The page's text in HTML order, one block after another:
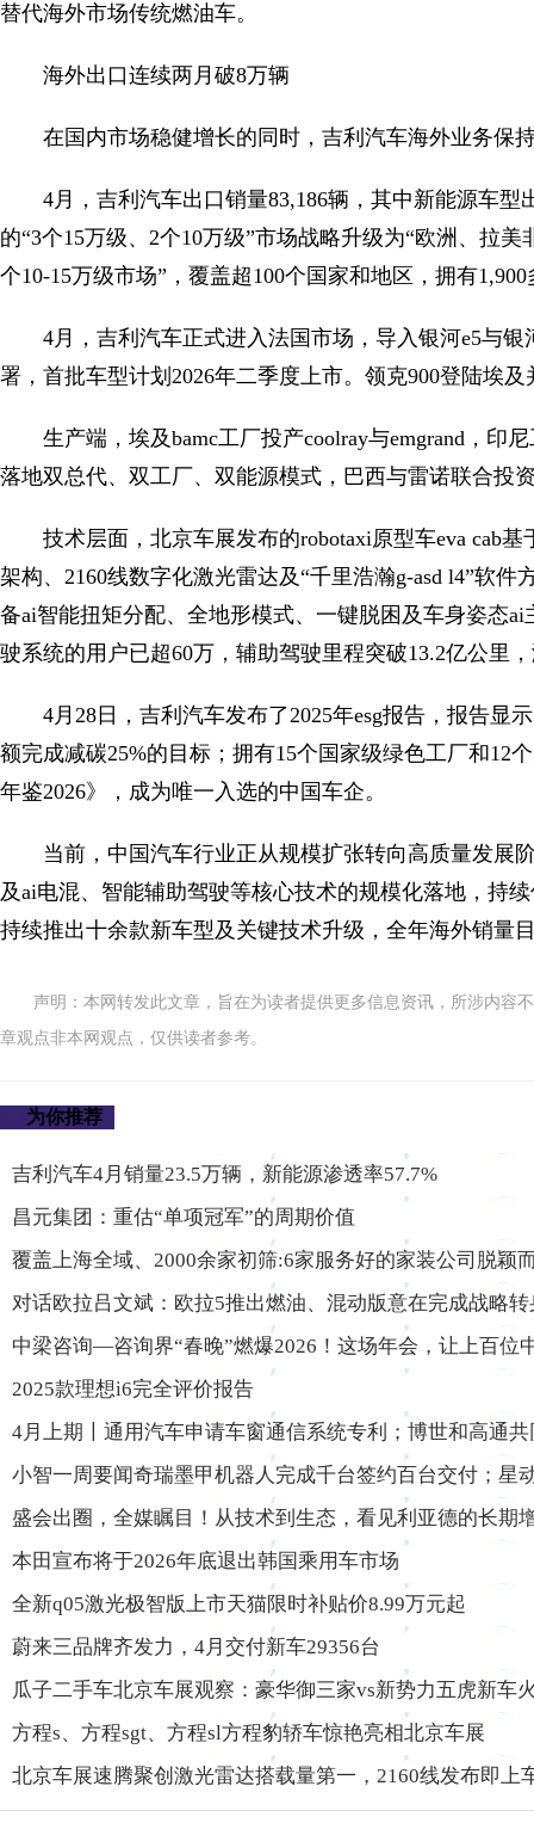
替代海外市场传统燃油车。
海外出口连续两月破8万辆
在国内市场稳健增长的同时，吉利汽车海外业务保
4月，吉利汽车出口销量83,186辆，其中新能源车
的“3个15万级、2个10万级”市场战略升级为“欧洲、拉
个10-15万级市场”，覆盖超100个国家和地区，拥有
4月，吉利汽车正式进入法国市场，导入银河e5与
署，首批车型计划2026年二季度上市。领克900登陆埃
生产端，埃及bamc工厂投产coolray与emgrand，印
落地双总代、双工厂、双能源模式，巴西与雷诺联合投
技术层面，北京车展发布的robotaxi原型车eva cab
架构、2160线数字化激光雷达及“千里浩瀚g-asd l4”软
备ai智能扭矩分配、全地形模式、一键脱困及车身姿态
驶系统的用户已超60万，辅助驾驶里程突破13.2亿公里
4月28日，吉利汽车发布了2025年esg报告，报告显
额完成减碳25%的目标；拥有15个国家级绿色工厂和12
年鉴2026》，成为唯一入选的中国车企。
当前，中国汽车行业正从规模扩张转向高质量发展
及ai电混、智能辅助驾驶等核心技术的规模化落地，持
持续推出十余款新车型及关键技术升级，全年海外销量
声明：本网转发此文章，旨在为读者提供更多信息资讯，所涉内容
章观点非本网观点，仅供读者参考。
为你推荐
吉利汽车4月销量23.5万辆，新能源渗透率57.7%
昌元集团：重估“单项冠军”的周期价值
覆盖上海全域、2000余家初筛:6家服务好的家装公司脱颖
对话欧拉吕文斌：欧拉5推出燃油、混动版意在完成战略转
中梁咨询—咨询界“春晚”燃爆2026！这场年会，让上百位
2025款理想i6完全评价报告
4月上期〡通用汽车申请车窗通信系统专利；博世和高通共
小智一周要闻奇瑞墨甲机器人完成千台签约百台交付；星
盛会出圈，全媒瞩目！从技术到生态，看见利亚德的长期
本田宣布将于2026年底退出韩国乘用车市场
全新q05激光极智版上市天猫限时补贴价8.99万元起
蔚来三品牌齐发力，4月交付新车29356台
瓜子二手车北京车展观察：豪华御三家vs新势力五虎新车
方程s、方程sgt、方程sl方程豹轿车惊艳亮相北京车展
北京车展速腾聚创激光雷达搭载量第一，2160线发布即上